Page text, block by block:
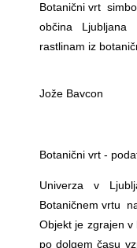
Botanični vrt
občina
rastlinam iz
Jože Bavcon
Botanični vrt -
Univerza v
Botaničnem vrtu
Objekt je zgrajen
po dolgem času